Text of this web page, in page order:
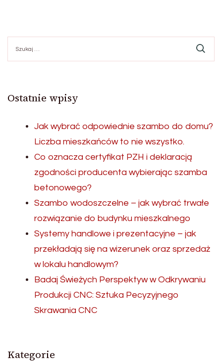
Ostatnie wpisy
Jak wybrać odpowiednie szambo do domu?
Liczba mieszkańców to nie wszystko.
Co oznacza certyfikat PZH i deklaracją
zgodności producenta wybierając szamba
betonowego?
Szambo wodoszczelne – jak wybrać trwałe
rozwiązanie do budynku mieszkalnego
Systemy handlowe i prezentacyjne – jak
przekładają się na wizerunek oraz sprzedaż
w lokalu handlowym?
Badaj Świeżych Perspektyw w Odkrywaniu
Produkcji CNC: Sztuka Pecyzyjnego
Skrawania CNC
Kategorie